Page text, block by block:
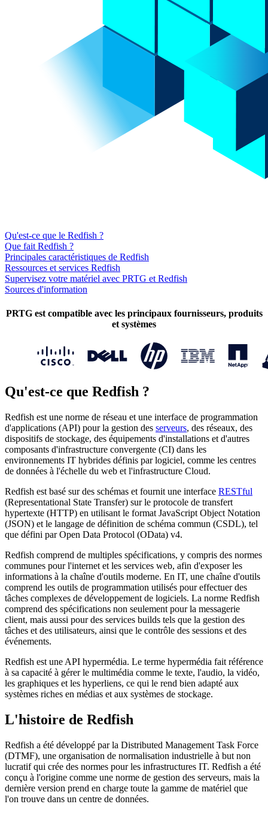
Qu'est-ce que le Redfish ?
Que fait Redfish ?
Principales caractéristiques de Redfish
Ressources et services Redfish
Supervisez votre matériel avec PRTG et Redfish
Sources d'information
PRTG est compatible avec les principaux fournisseurs, produits
et systèmes
Qu'est-ce que Redfish ?
Redfish est une norme de réseau et une interface de programmation
d'applications (API) pour la gestion des serveurs, des réseaux, des
dispositifs de stockage, des équipements d'installations et d'autres
composants d'infrastructure convergente (CI) dans les
environnements IT hybrides définis par logiciel, comme les centres
de données à l'échelle du web et l'infrastructure Cloud.
Redfish est basé sur des schémas et fournit une interface RESTful
(Representational State Transfer) sur le protocole de transfert
hypertexte (HTTP) en utilisant le format JavaScript Object Notation
(JSON) et le langage de définition de schéma commun (CSDL), tel
que défini par Open Data Protocol (OData) v4.
Redfish comprend de multiples spécifications, y compris des normes
communes pour l'internet et les services web, afin d'exposer les
informations à la chaîne d'outils moderne. En IT, une chaîne d'outils
comprend les outils de programmation utilisés pour effectuer des
tâches complexes de développement de logiciels. La norme Redfish
comprend des spécifications non seulement pour la messagerie
client, mais aussi pour des services builds tels que la gestion des
tâches et des utilisateurs, ainsi que le contrôle des sessions et des
événements.
Redfish est une API hypermédia. Le terme hypermédia fait référence
à sa capacité à gérer le multimédia comme le texte, l'audio, la vidéo,
les graphiques et les hyperliens, ce qui le rend bien adapté aux
systèmes riches en médias et aux systèmes de stockage.
L'histoire de Redfish
Redfish a été développé par la Distributed Management Task Force
(DTMF), une organisation de normalisation industrielle à but non
lucratif qui crée des normes pour les infrastructures IT. Redfish a été
conçu à l'origine comme une norme de gestion des serveurs, mais la
dernière version prend en charge toute la gamme de matériel que
l'on trouve dans un centre de données.